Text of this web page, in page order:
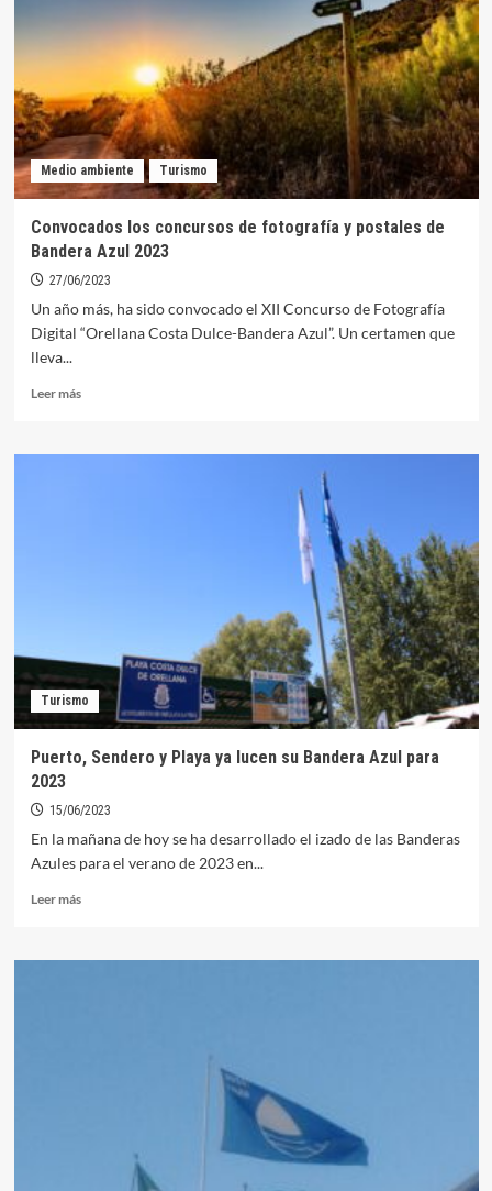
duodécima
limpieza
de
fondos
de
la
Playa
Dulce
Medio ambiente Turismo
Convocados los concursos de fotografía y postales de
Bandera Azul 2023
27/06/2023
Un año más, ha sido convocado el XII Concurso de Fotografía
Digital “Orellana Costa Dulce-Bandera Azul”. Un certamen que
lleva...
Leer másLeer
Convocados
2023
Turismo
Puerto, Sendero y Playa ya lucen su Bandera Azul para
2023
15/06/2023
En la mañana de hoy se ha desarrollado el izado de las Banderas
Azules para el verano de 2023 en...
Leer másLeer
Puerto,